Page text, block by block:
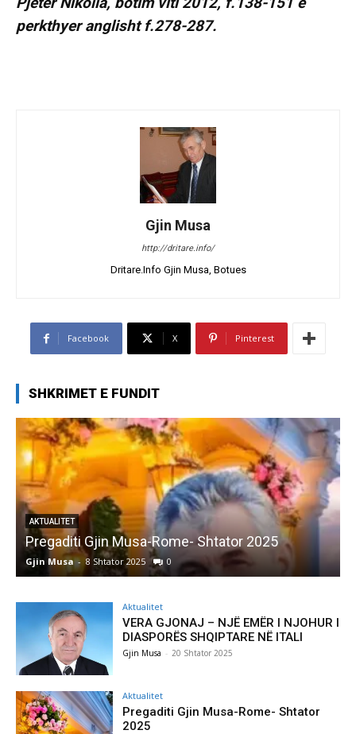
perkthyer anglisht f.278-287.
Gjin Musa
http://dritare.info/
Dritare.Info Gjin Musa, Botues
Facebook X Pinterest
SHKRIMET E FUNDIT
AKTUALITET
Pregaditi Gjin Musa-Rome- Shtator 2025
Gjin Musa - 8 Shtator 2025 0
Aktualitet
VERA GJONAJ – NJË EMËR I NJOHUR I
DIASPORËS SHQIPTARE NË ITALI
Gjin Musa - 20 Shtator 2025
Aktualitet
Pregaditi Gjin Musa-Rome- Shtator
2025